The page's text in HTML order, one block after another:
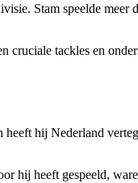
Stam speelde
tackles en
hij Nederland
hij heeft gespeeld,